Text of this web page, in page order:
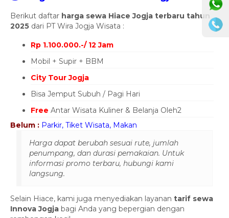
Berikut daftar harga sewa Hiace Jogja terbaru tahun
2025 dari PT Wira Jogja Wisata :
Rp 1.100.000.-/ 12 Jam
Mobil + Supir + BBM
City Tour Jogja
Bisa Jemput Subuh / Pagi Hari
Free Antar Wisata Kuliner & Belanja Oleh2
Belum : Parkir, Tiket Wisata, Makan
Harga dapat berubah sesuai rute, jumlah
penumpang, dan durasi pemakaian. Untuk
informasi promo terbaru, hubungi kami
langsung.
Selain Hiace, kami juga menyediakan layanan tarif sewa
Innova Jogja bagi Anda yang bepergian dengan